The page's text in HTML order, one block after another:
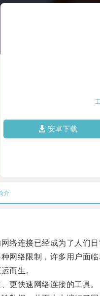
安卓下载
介
连接已经成为了人们日
络限制，许多用户面临
而生。
快速网络连接的工具。